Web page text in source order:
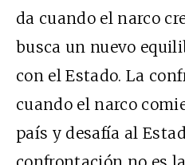
da cuando el narco
busca un nuevo
con el Estado. La
cuando el narco
país y desafía al